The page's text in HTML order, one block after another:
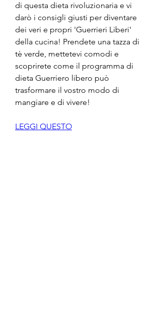
di questa dieta rivoluzionaria e vi
darò i consigli giusti per diventare
dei veri e propri 'Guerrieri Liberi'
della cucina! Prendete una tazza di
tè verde, mettetevi comodi e
scoprirete come il programma di
dieta Guerriero libero può
trasformare il vostro modo di
mangiare e di vivere!
LEGGI QUESTO